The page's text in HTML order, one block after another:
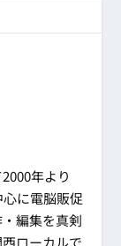
年より
心に電脳販促
編集を真剣
ローカルで